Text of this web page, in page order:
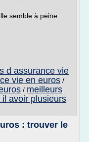
semble à peine
d assurance vie
vie en euros /
/ meilleurs
il avoir plusieurs
: trouver le